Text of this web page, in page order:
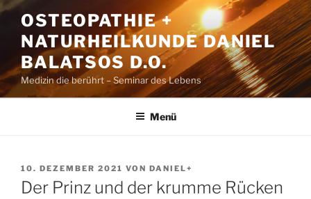
Zum
Inhalt
springen
OSTEOPATHIE +
NATURHEILKUNDE DANIEL
BALATSOS D.O.
Medizin die berührt – Seminar des Lebens
Menü
VERÖFFENTLICHT
AM
10. DEZEMBER 2021 VON DANIEL+
Der Prinz und der krumme Rücken